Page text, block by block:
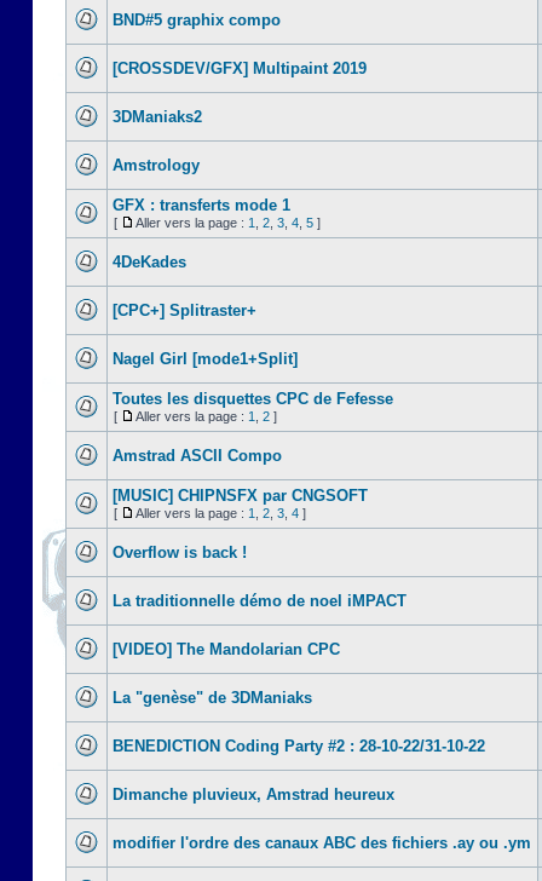
BND#5 graphix compo
[CROSSDEV/GFX] Multipaint 2019
3DManiaks2
Amstrology
GFX : transferts mode 1
[ Aller vers la page : 1 2 3 4 5 ]
4DeKades
[CPC+] Splitraster+
Nagel Girl [mode1+Split]
Toutes les disquettes CPC de Fefesse
[ Aller vers la page : 1 2 ]
Amstrad ASCII Compo
[MUSIC] CHIPNSFX par CNGSOFT
[ Aller vers la page : 1 2 3 4 ]
Overflow is back !
La traditionnelle démo de noel iMPACT
[VIDEO] The Mandolarian CPC
La "genèse" de 3DManiaks
BENEDICTION Coding Party #2 : 28-10-22/31-10-22
Dimanche pluvieux, Amstrad heureux
modifier l'ordre des canaux ABC des fichiers .ay ou .ym